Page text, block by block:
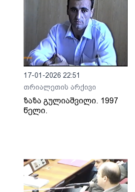
17-01-2026 22:51
თრიალეთის არქივი
ზაზა გულიაშვილი. 1997
წელი.